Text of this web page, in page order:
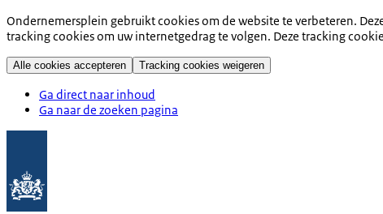
Ondernemersplein gebruikt cookies om de website te verbeteren.
tracking cookies om uw internetgedrag te volgen. Deze tracking
Alle cookies accepteren Tracking cookies weigeren
Ga direct naar inhoud
Ga naar de zoeken pagina